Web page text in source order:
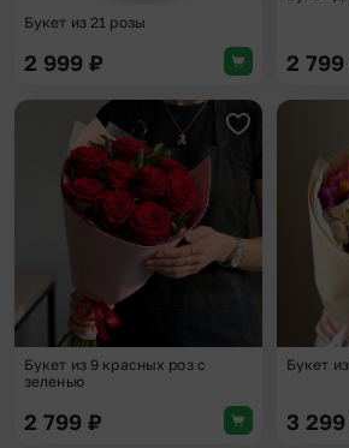
Букет из 21 розы
2 999 ₽ 2 799
Добавить в
Букет из 9 красных роз с
зеленью
2 799 ₽
Букет
3 299